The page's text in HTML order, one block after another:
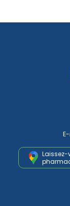
Laissez-